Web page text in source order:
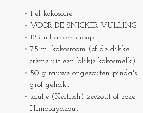
1 el kokosolie
VOOR DE SNICKER VULLING
125 ml ahornsiroop
75 ml kokosroom (of de dikke
crème uit een blikje kokosmelk)
50 g rauwe ongezouten pinda's,
grof gehakt
snufje (Keltisch) zeezout of roze
Himalayazout